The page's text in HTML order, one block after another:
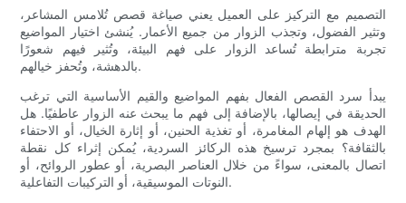
التصميم مع التركيز على العميل يعني صياغة قصص تُلامس المشاعر،
وتثير الفضول، وتجذب الزوار من جميع الأعمار. يُنشئ اختيار المواضيع
تجربة مترابطة تُساعد الزوار على فهم البيئة، وتُثير فيهم شعورًا
بالدهشة، وتُحفز خيالهم.
يبدأ سرد القصص الفعال بفهم المواضيع والقيم الأساسية التي ترغب
الحديقة في إيصالها، بالإضافة إلى فهم ما يبحث عنه الزوار عاطفيًا. هل
الهدف هو إلهام المغامرة، أو تغذية الحنين، أو إثارة الخيال، أو الاحتفاء
بالثقافة؟ بمجرد ترسيخ هذه الركائز السردية، يُمكن إثراء كل نقطة
اتصال بالمعنى، سواءً من خلال العناصر البصرية، أو عطور الروائح، أو
النوتات الموسيقية، أو التركيبات التفاعلية.